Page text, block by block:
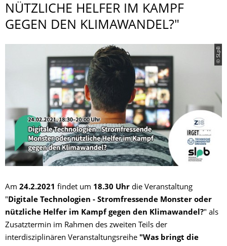
NÜTZLICHE HELFER IM KAMPF
GEGEN DEN KLIMAWANDEL?"
© SLpB
Am 24.2.2021 findet um 18.30 Uhr die Veranstaltung
" Digitale Technologien - Stromfressende Monster oder
nützliche Helfer im Kampf gegen den Klimawandel?" als
Zusatztermin im Rahmen des zweiten Teils der
interdisziplinären Veranstaltungsreihe "Was bringt die